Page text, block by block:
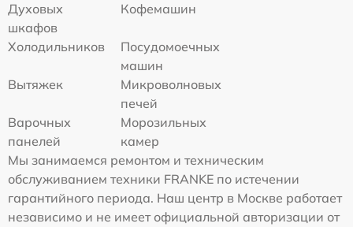
Духовых
шкафов
Кофемашин
Холодильников
Посудомоечных
машин
Вытяжек
Микроволновых
печей
Варочных
панелей
Морозильных
камер
Мы занимаемся ремонтом и техническим
обслуживанием техники FRANKE по истечении
гарантийного периода. Наш центр в Москве работает
независимо и не имеет официальной авторизации от